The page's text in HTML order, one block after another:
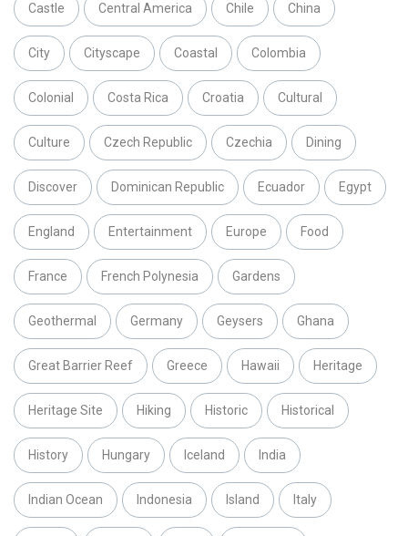
Castle Central America Chile China
City Cityscape Coastal Colombia
Colonial Costa Rica Croatia Cultural
Culture Czech Republic Czechia Dining
Discover Dominican Republic Ecuador Egypt
England Entertainment Europe Food
France French Polynesia Gardens
Geothermal Germany Geysers Ghana
Great Barrier Reef Greece Hawaii Heritage
Heritage Site Hiking Historic Historical
History Hungary Iceland India
Indian Ocean Indonesia Island Italy